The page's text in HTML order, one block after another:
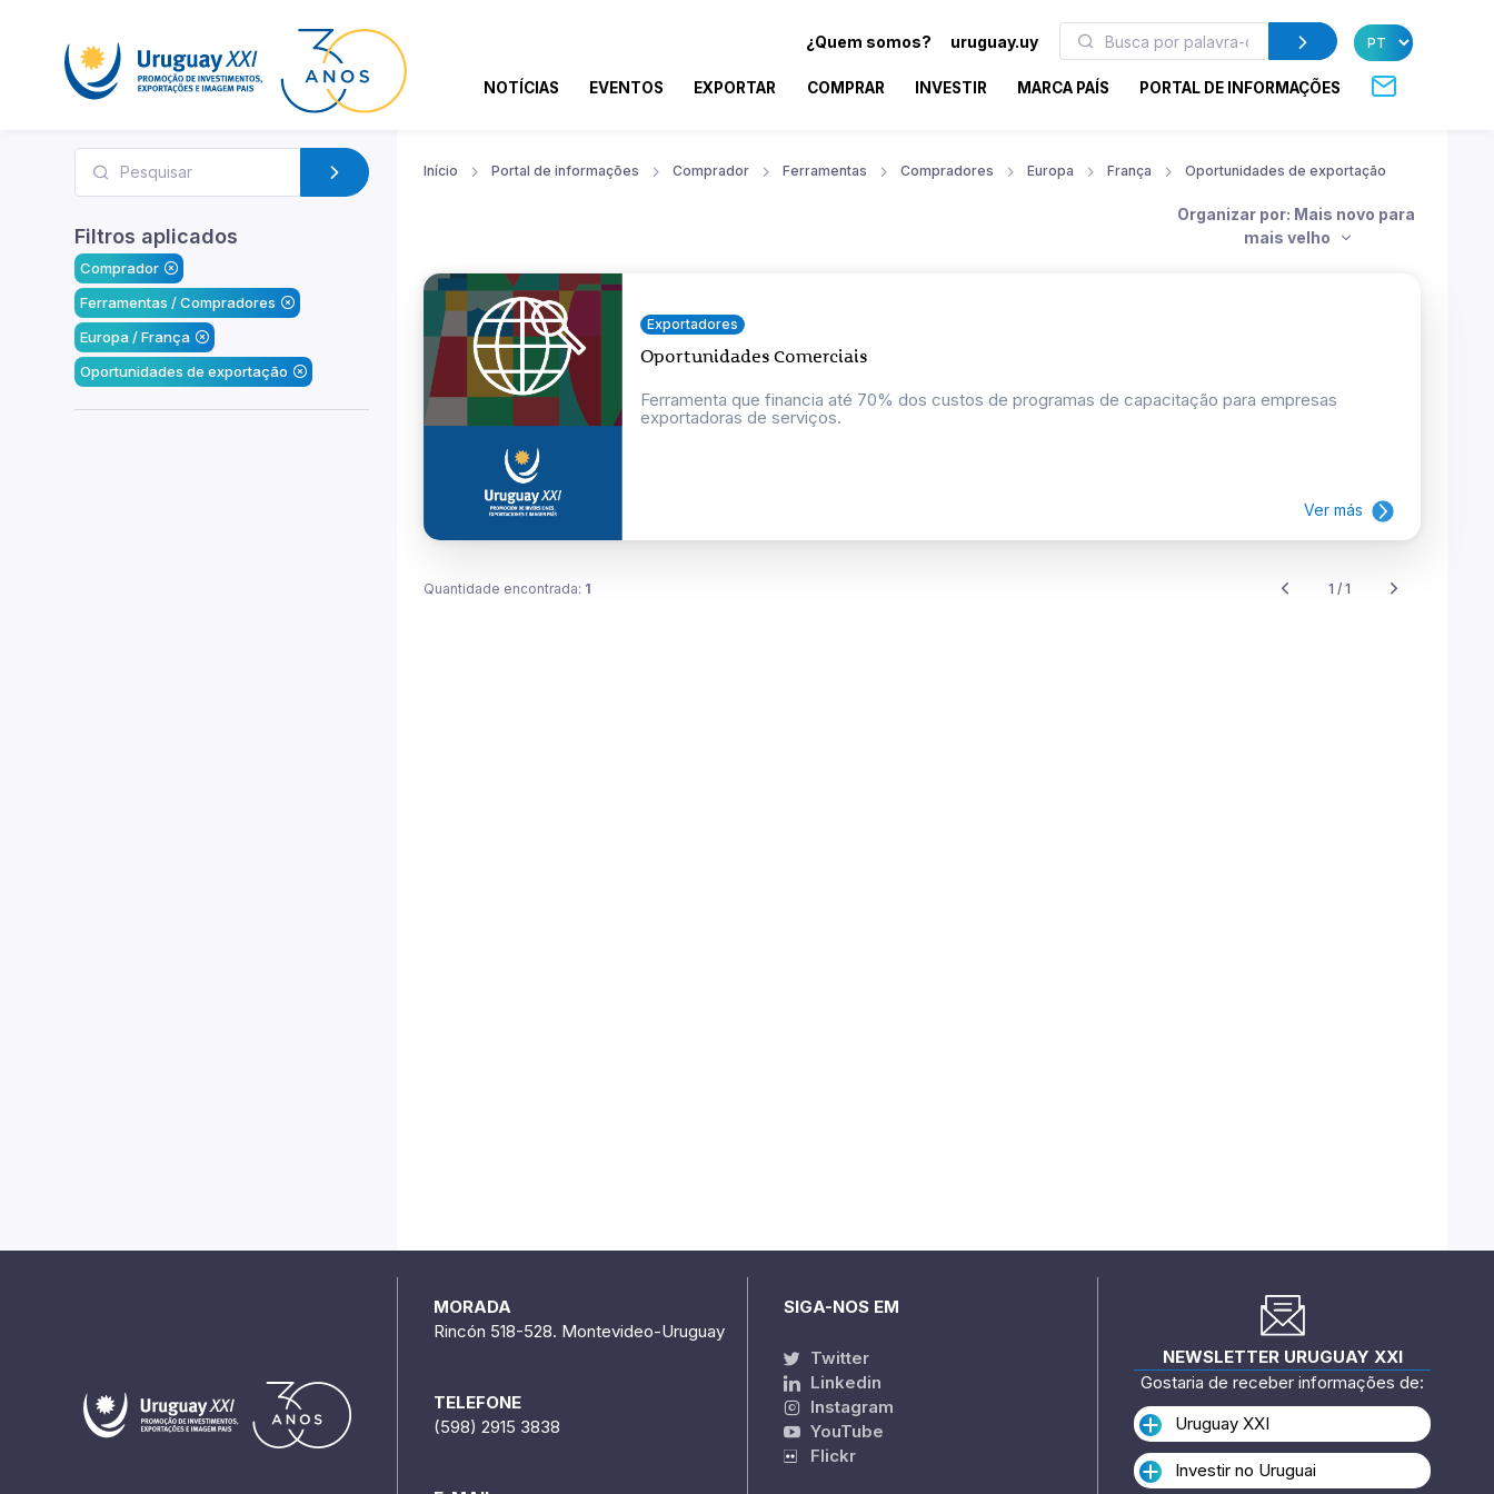
¿Quem somos? uruguay.uy
NOTÍCIAS EVENTOS EXPORTAR COMPRAR INVESTIR MARCA PAÍS PORTAL DE INFORMAÇÕES
Filtros aplicados
Comprador
Ferramentas / Compradores
Europa / França
Oportunidades de exportação
Início Portal de informações Comprador Ferramentas Compradores Europa França Oportunidades de exportação
Organizar por: Mais novo para
mais velho
Exportadores
Oportunidades Comerciais
Ferramenta que financia até 70% dos custos de programas de capacitação para empresas
exportadoras de serviços.
Ver más
Quantidade encontrada: 1 1 / 1
MORADA
Rincón 518-528. Montevideo-Uruguay
TELEFONE
(598) 2915 3838
SIGA-NOS EM
Twitter
Linkedin
Instagram
YouTube
Flickr
NEWSLETTER URUGUAY XXI
Gostaria de receber informações de:
Uruguay XXI
Investir no Uruguai